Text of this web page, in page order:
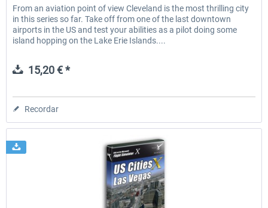
From an aviation point of view Cleveland is the most thrilling city
in this series so far. Take off from one of the last downtown
airports in the US and test your abilities as a pilot doing some
island hopping on the Lake Erie Islands....
15,20 € *
Recordar